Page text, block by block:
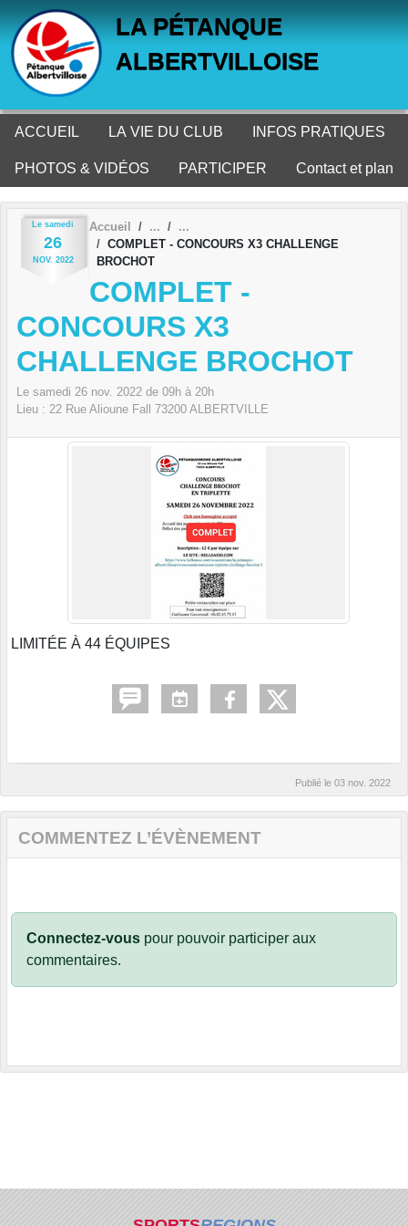
LA PÉTANQUE
ALBERTVILLOISE
ACCUEIL LA VIE DU CLUB INFOS PRATIQUES
PHOTOS & VIDÉOS PARTICIPER Contact et plan
Le samedi
26
NOV. 2022
Accueil
COMPLET - CONCOURS X3 CHALLENGE
BROCHOT
COMPLET -
CONCOURS X3
CHALLENGE BROCHOT
Le samedi 26 nov. 2022 de 09h à 20h
Lieu : 22 Rue Alioune Fall 73200 ALBERTVILLE
LIMITÉE À 44 ÉQUIPES
Publié le 03 nov. 2022
COMMENTEZ L’ÉVÈNEMENT
Connectez-vous pour pouvoir participer aux
commentaires.
Panneau de gestion des cookies